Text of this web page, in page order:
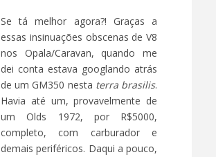
Se tá melhor agora?! Graças a
essas insinuações obscenas de V8
nos Opala/Caravan, quando me
dei conta estava googlando atrás
de um GM350 nesta terra brasilis.
Havia até um, provavelmente de
um Olds 1972, por R$5000,
completo, com carburador e
demais periféricos. Daqui a pouco,